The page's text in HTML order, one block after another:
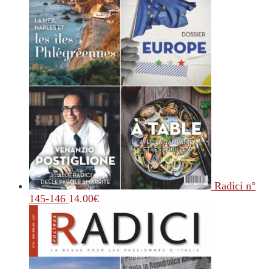
Radici n°
145-146 14.00€